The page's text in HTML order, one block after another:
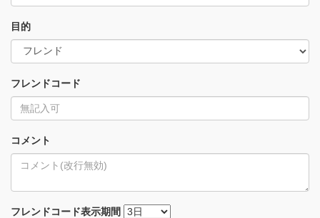
目的
フレンドコード
コメント
フレンドコード表示期間